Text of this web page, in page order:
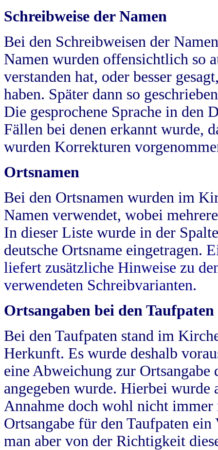
Schreibweise der Namen
Bei den Schreibweisen der
Namen wurden offensichtlich so
verstanden hat, oder besser
haben. Später dann so
Die gesprochene Sprache in
Fällen bei denen erkannt wurde,
wurden Korrekturen
Ortsnamen
Bei den Ortsnamen wurden im
Namen verwendet, wobei
In dieser Liste wurde in der
deutsche Ortsname eingetragen.
liefert zusätzliche Hinweise zu
verwendeten Schreibvarianten.
Ortsangaben bei den Taufpaten
Bei den Taufpaten stand im
Herkunft. Es wurde deshalb
eine Abweichung zur
angegeben wurde. Hierbei wurde
Annahme doch wohl nicht
Ortsangabe für den Taufpaten
man aber von der Richtigkeit